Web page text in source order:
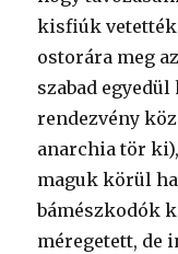
kisfiúk
ostorára meg
szabad
rendezvény
anarchia tör
maguk körül
bámészkodók
méregetett, de